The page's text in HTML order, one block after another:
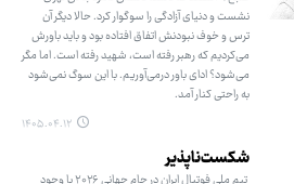
نشست و دنیای آزادگی را سوگوار کرد. حالا دیگر آن
ترس و خوف نبودنش اتفاق افتاده بود و باید باورش
می‌کردیم که رهبر رفته است، شهید رفته است. اما مگر
می‌شود؟ ادای باور درمی‌آوریم. با این سوگ نمی‌شود
به راحتی کنار آمد.
۱۴۰۵.۰۴.۱۲
شکست‌ناپذیر